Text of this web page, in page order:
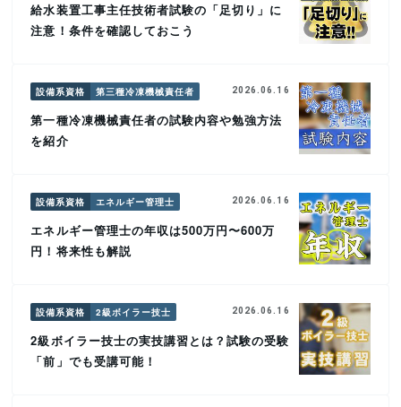
給水装置工事主任技術者試験の「足切り」に
注意！条件を確認しておこう
設備系資格 第三種冷凍機械責任者 2026.06.16
第一種冷凍機械責任者の試験内容や勉強方法
を紹介
設備系資格 エネルギー管理士 2026.06.16
エネルギー管理士の年収は500万円〜600万
円！将来性も解説
設備系資格 2級ボイラー技士 2026.06.16
2級ボイラー技士の実技講習とは？試験の受験
「前」でも受講可能！